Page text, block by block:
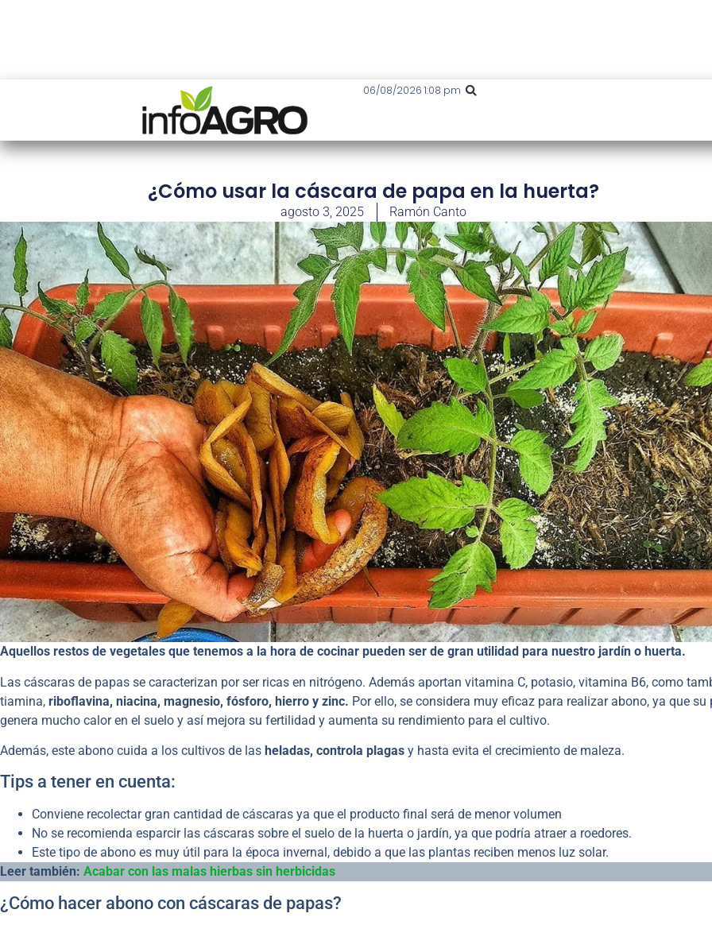
06/08/2026 1:08 pm
¿Cómo usar la cáscara de papa en la huerta?
agosto 3, 2025 Ramón Canto
Aquellos restos de vegetales que tenemos a la hora de cocinar pueden ser de gran utilidad para nuestro jardín o huerta.
Las cáscaras de papas se caracterizan por ser ricas en nitrógeno. Además aportan vitamina C, potasio, vitamina B6, como
tiamina, riboflavina, niacina, magnesio, fósforo, hierro y zinc. Por ello, se considera muy eficaz para realizar abono, ya que su
genera mucho calor en el suelo y así mejora su fertilidad y aumenta su rendimiento para el cultivo.
Además, este abono cuida a los cultivos de las heladas, controla plagas y hasta evita el crecimiento de maleza.
Tips a tener en cuenta:
Conviene recolectar gran cantidad de cáscaras ya que el producto final será de menor volumen
No se recomienda esparcir las cáscaras sobre el suelo de la huerta o jardín, ya que podría atraer a roedores.
Este tipo de abono es muy útil para la época invernal, debido a que las plantas reciben menos luz solar.
Leer también: Acabar con las malas hierbas sin herbicidas
¿Cómo hacer abono con cáscaras de papas?